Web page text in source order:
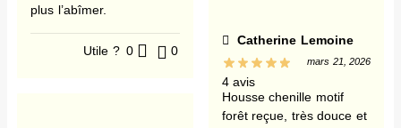
plus l’abîmer.
Utile ? 0 0
Catherine Lemoine
4 avis
mars 21, 2026
Housse chenille motif
forêt reçue, très douce et